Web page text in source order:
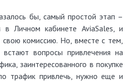
бы, самый простой этап –
в Личном кабинете AviaSales, и
свою комиссию. Но, вместе с тем,
вопросы привлечения на
заинтересованного в покупке
трафик привлечь, нужно еще и